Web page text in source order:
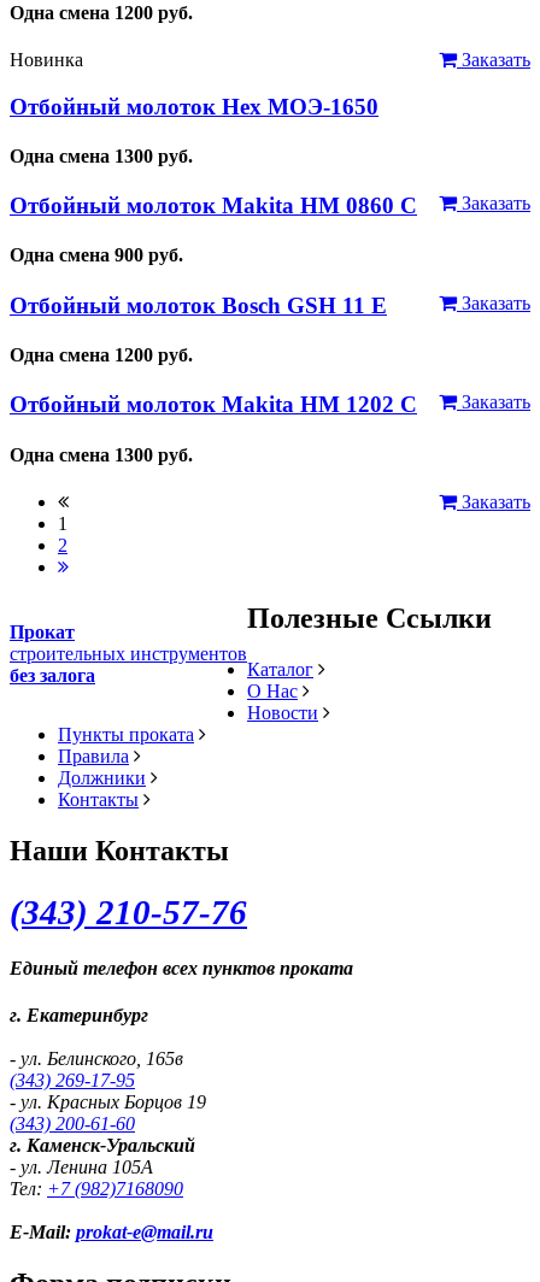
Одна смена 1200 руб.
Заказать
Новинка
Отбойный молоток Hex МОЭ-1650
Одна смена 1300 руб.
Заказать
Отбойный молоток Makita HM 0860 C
Одна смена 900 руб.
Заказать
Отбойный молоток Bosch GSH 11 E
Одна смена 1200 руб.
Заказать
Отбойный молоток Makita HM 1202 C
Одна смена 1300 руб.
Заказать
1
2
Прокат
строительных инструментов
без залога
Полезные Ссылки
Каталог
О Нас
Новости
Пункты проката
Правила
Должники
Контакты
Наши Контакты
(343) 210-57-76
Единый телефон всех пунктов проката
г. Екатеринбург
- ул. Белинского, 165в
(343) 269-17-95
- ул. Красных Борцов 19
(343) 200-61-60
г. Каменск-Уральский
- ул. Ленина 105А
Тел: +7 (982)7168090
E-Mail: prokat-e@mail.ru